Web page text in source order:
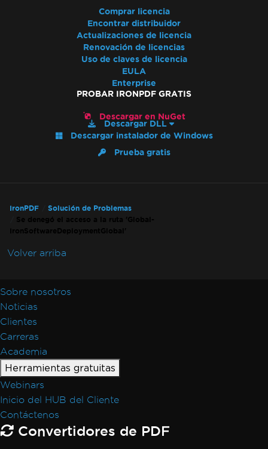
Transparencia y color en PDF a imagen
Renderizado IronPdf.UpdatedChrome
Monitorear memoria en Linux/WSL
Marcadores a través de
ExtractTextFromPage
Uso de memoria de CEF/Chromium
Fuentes de Adobe como Tipo 3
Salida de Docker de IronPdfEngine
Fuentes personalizadas en campos de
IronSoftwareDeploymentGlobal'
502 Bad Gateway
Error al establecer conexión con el servidor
de licencias
Error al desplegar las dependencias de
El proceso de GPU no es utilizable
CefExecuteProcess de 0
IronPDF no puede abrir / analizar un archivo
PDF específico
Comprar licencia
Encontrar distribuidor
Actualizaciones de licencia
Renovación de licencias
Uso de claves de licencia
EULA
Enterprise
PROBAR IRONPDF GRATIS
Descargar en NuGet
Descargar DLL
Descargar instalador de Windows
Prueba gratis
IronPDF
Solución de Problemas
Se denegó el acceso a la ruta 'Global-
IronSoftwareDeploymentGlobal'
Volver arriba
Sobre nosotros
Noticias
Clientes
Carreras
Academia
Herramientas gratuitas
Webinars
Inicio del HUB del Cliente
Contáctenos
Convertidores de PDF